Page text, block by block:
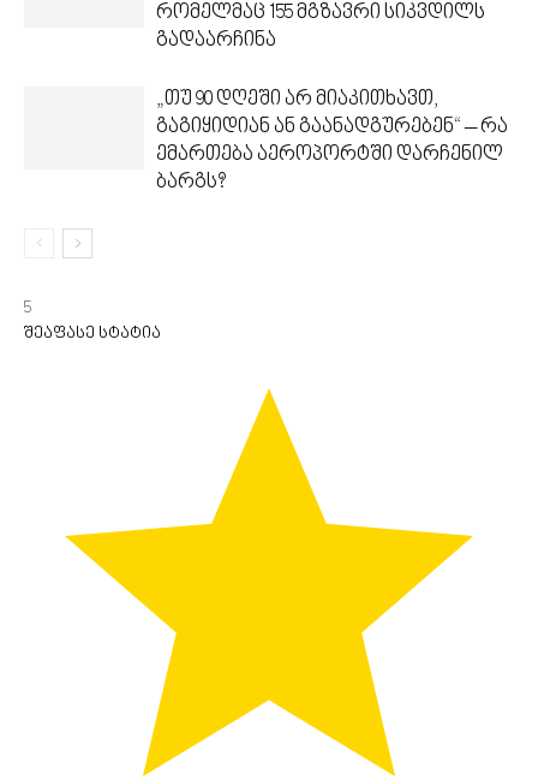
რომელმაც 155 მგზავრი სიკვდილს
გადაარჩინა
„თუ 90 დღეში არ მიაკითხავთ,
გაგიყიდიან ან გაანადგურებენ“ – რა
ემართება აეროპორტში დარჩენილ
ბარგს?
5
შეაფასე სტატია